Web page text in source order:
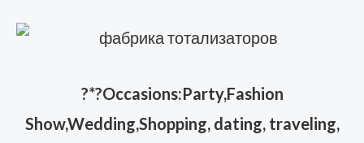
?*?Occasions:Party,Fashion
Show,Wedding,Shopping, dating, traveling,